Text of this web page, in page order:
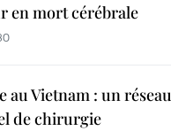
en mort cérébrale
au Vietnam : un réseau
de chirurgie